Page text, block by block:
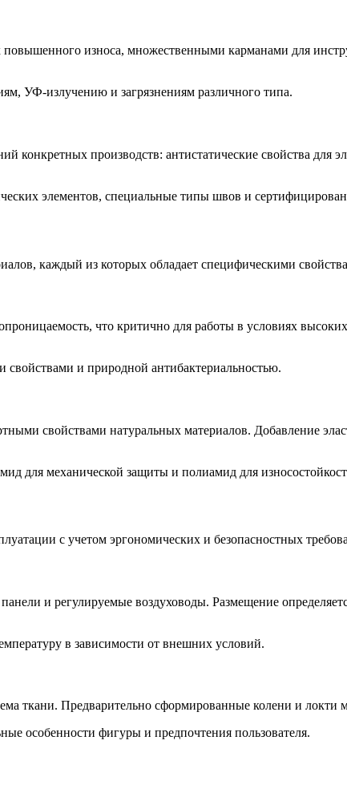
износа, множественными карманами для
УФ-излучению и загрязнениям различного типа.
производств: антистатические свойства для
элементов, специальные типы швов и
каждый из которых обладает специфическими
что критично для работы в условиях
и природной антибактериальностью.
свойствами натуральных материалов. Добавление
для механической защиты и полиамид для
с учетом эргономических и безопасностных
и регулируемые воздуховоды. Размещение
в зависимости от внешних условий.
ткани. Предварительно сформированные колени и
особенности фигуры и предпочтения пользователя.